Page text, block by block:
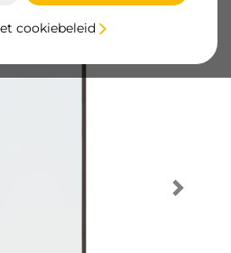
cookiebeleid